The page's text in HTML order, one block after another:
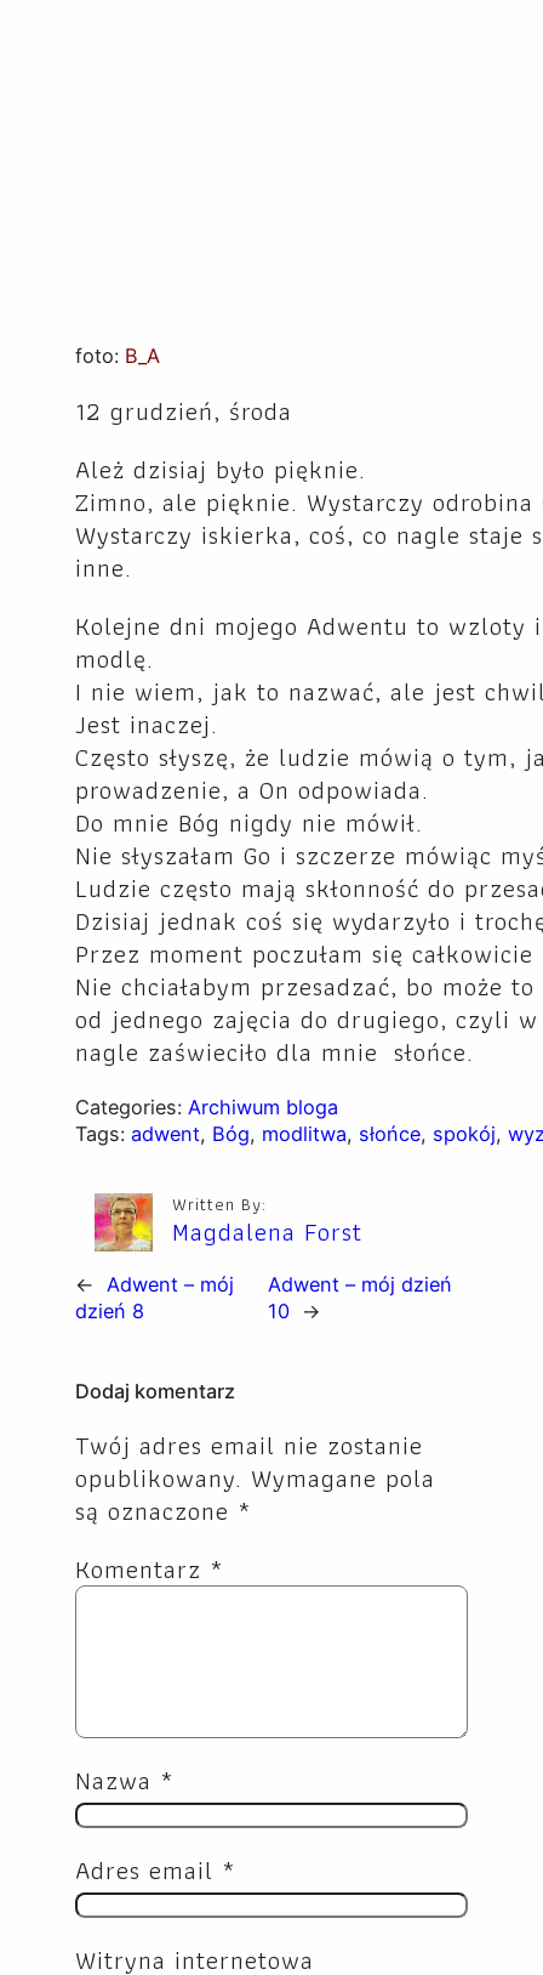
foto: B_A
12 grudzień, środa
Ależ dzisiaj było pięknie.
Zimno, ale pięknie. Wystarczy
Wystarczy iskierka, coś, co nagle
inne.
Kolejne dni mojego Adwentu to
modlę.
I nie wiem, jak to nazwać, ale jest
Jest inaczej.
Często słyszę, że ludzie mówią o tym,
prowadzenie, a On odpowiada.
Do mnie Bóg nigdy nie mówił.
Nie słyszałam Go i szczerze mówiąc
Ludzie często mają skłonność do
Dzisiaj jednak coś się wydarzyło i
Przez moment poczułam się
Nie chciałabym przesadzać, bo może
od jednego zajęcia do drugiego, czyli
nagle zaświeciło dla mnie słońce.
Categories: Archiwum bloga
Tags:adwent, Bóg, modlitwa, słońce, spokój,
Written By:
Magdalena Forst
←
Adwent – mój
dzień 8
Adwent – mój dzień
10
→
Dodaj komentarz
Twój adres email nie zostanie
opublikowany. Wymagane pola
są oznaczone *
Komentarz *
Nazwa *
Adres email *
Witryna internetowa